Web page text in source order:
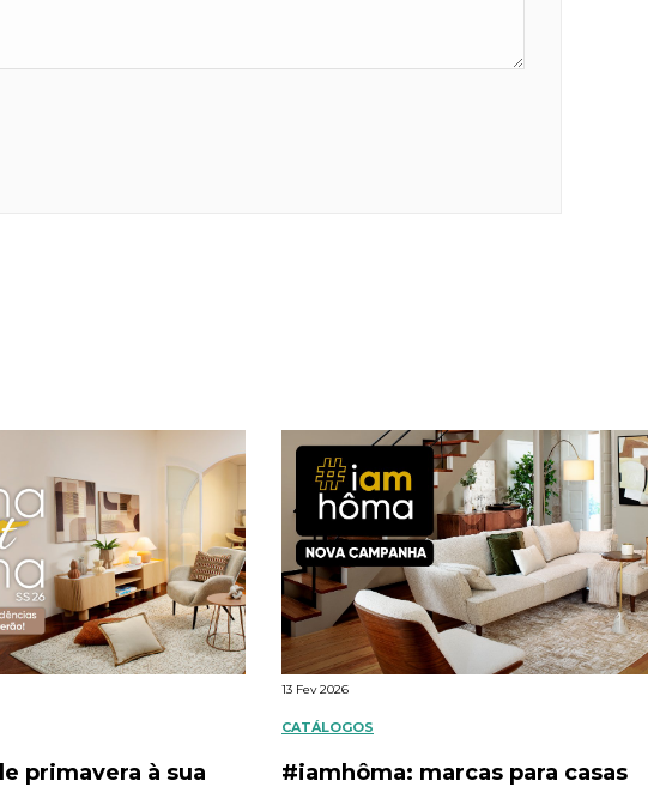
primavera à sua
13 Fev 2026
CATÁLOGOS
#iamhôma: marcas para casas